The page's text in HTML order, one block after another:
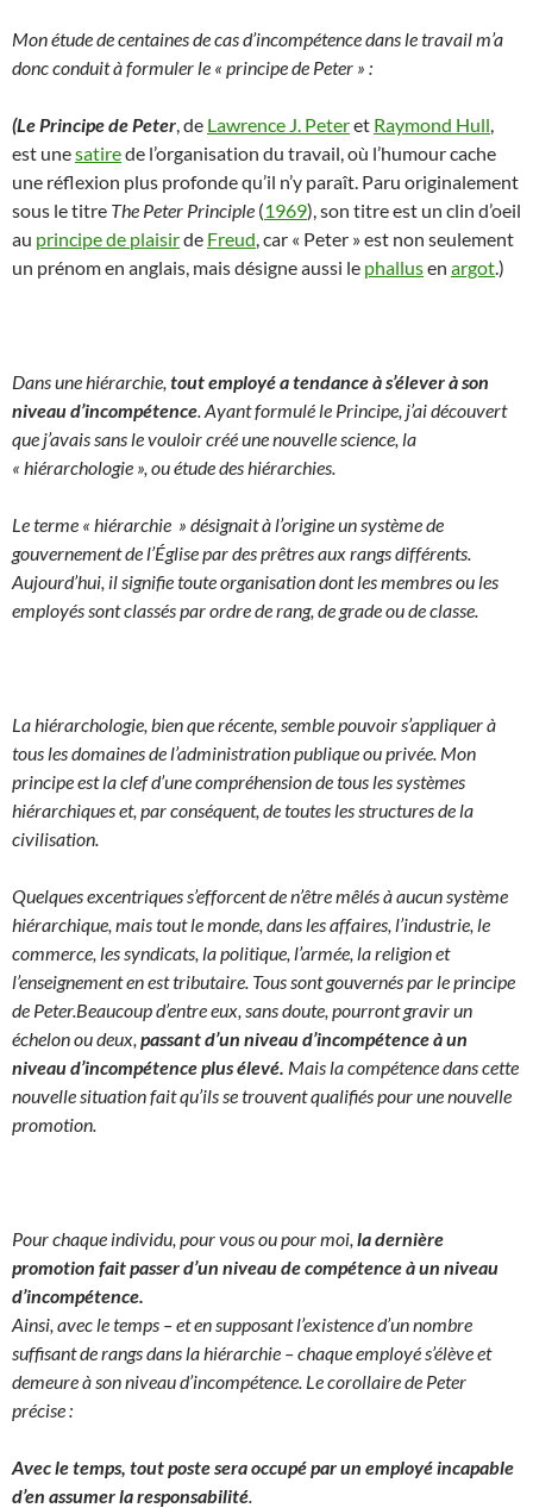
Mon étude de centaines de cas d’incompétence dans le travail m’a
donc conduit à formuler le « principe de Peter » :
(Le Principe de Peter , de Lawrence J. Peteret Raymond Hull
est unesatirede l’organisation du travail, où l’humour cache
une réflexion plus profonde qu’il n’y paraît. Paru originalement
sous le titre The Peter Principle (1969), son titre est un clin d’oeil
au principe de plaisirde Freud , car « Peter » est non seulement
un prénom en anglais, mais désigne aussi le phallusen argot.)
Dans une hiérarchie, tout employé a tendance à s’élever à son
niveau d’incompétence Ayant formulé le Principe, j’ai découvert
que j’avais sans le vouloir créé une nouvelle science, la
« hiérarchologie », ou étude des hiérarchies.
Le terme « hiérarchie » désignait à l’origine un système de
gouvernement de l’Église par des prêtres aux rangs différents.
Aujourd’hui, il signifie toute organisation dont les membres ou les
employés sont classés par ordre de rang, de grade ou de classe.
La hiérarchologie, bien que récente, semble pouvoir s’appliquer à
tous les domaines de l’administration publique ou privée. Mon
principe est la clef d’une compréhension de tous les systèmes
hiérarchiques et, par conséquent, de toutes les structures de la
civilisation.
Quelques excentriques s’efforcent de n’être mêlés à aucun système
hiérarchique, mais tout le monde, dans les affaires, l’industrie, le
commerce, les syndicats, la politique, l’armée, la religion et
l’enseignement en est tributaire. Tous sont gouvernés par le principe
de Peter.Beaucoup d’entre eux, sans doute, pourront gravir un
échelon ou deux, passant d’un niveau d’incompétence à un
niveau d’incompétence plus élevé. Mais la compétence dans cette
nouvelle situation fait qu’ils se trouvent qualifiés pour une nouvelle
promotion.
Pour chaque individu, pour vous ou pour moi, la dernière
promotion fait passer d’un niveau de compétence à un niveau
d’incompétence.
Ainsi, avec le temps – et en supposant l’existence d’un nombre
suffisant de rangs dans la hiérarchie – chaque employé s’élève et
demeure à son niveau d’incompétence. Le corollaire de Peter
précise :
Avec le temps, tout poste sera occupé par un employé incapable
d’en assumer la responsabilité